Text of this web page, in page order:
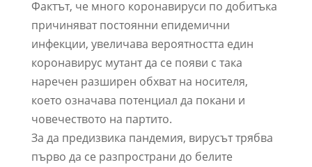
Фактът, че много коронавируси по добитъка
причиняват постоянни епидемични
инфекции, увеличава вероятността един
коронавирус мутант да се появи с така
наречен разширен обхват на носителя,
което означава потенциал да покани и
човечеството на партито.
За да предизвика пандемия, вирусът трябва
първо да се разпространи до белите